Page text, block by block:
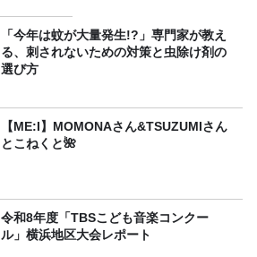
「今年は蚊が大量発生!?」専門家が教え
る、刺されないための対策と虫除け剤の
選び方
【ME:I】MOMONAさん&TSUZUMIさん
とこねくと🌺
令和8年度「TBSこども音楽コンクー
ル」横浜地区大会レポート